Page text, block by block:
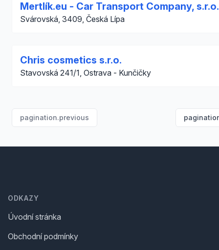
Mertlík.eu - Car Transport Company, s.r.o.
Svárovská, 3409, Česká Lípa
Chris cosmetics s.r.o.
Stavovská 241/1, Ostrava - Kunčičky
pagination.previous
ODKAZY
Úvodní stránka
Obchodní podmínky